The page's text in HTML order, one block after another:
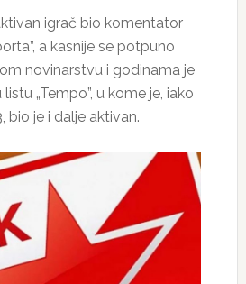
igrač bio komentator
a kasnije se potpuno
novinarstvu i godinama je
„Tempo”, u kome je, iako
bio je i dalje aktivan.